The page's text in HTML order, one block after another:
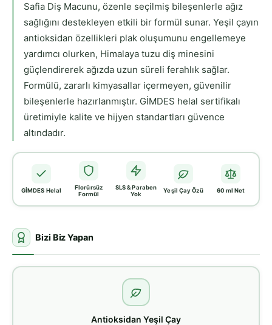
Safia Diş Macunu, özenle seçilmiş bileşenlerle ağız
sağlığını destekleyen etkili bir formül sunar. Yeşil çayın
antioksidan özellikleri plak oluşumunu engellemeye
yardımcı olurken, Himalaya tuzu diş minesini
güçlendirerek ağızda uzun süreli ferahlık sağlar.
Formülü, zararlı kimyasallar içermeyen, güvenilir
bileşenlerle hazırlanmıştır. GİMDES helal sertifikalı
üretimiyle kalite ve hijyen standartları güvence
altındadır.
GİMDES Helal
Florürsüz
Formül
SLS & Paraben
Yok
Yeşil Çay Özü 60 ml Net
Bizi Biz Yapan
Antioksidan Yeşil Çay